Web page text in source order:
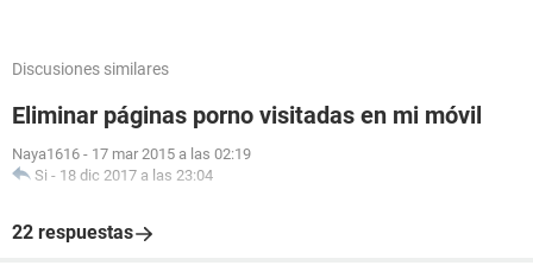
Discusiones similares
Eliminar páginas porno visitadas en mi móvil
Naya1616 - 17 mar 2015 a las 02:19
Si - 18 dic 2017 a las 23:04
22 respuestas